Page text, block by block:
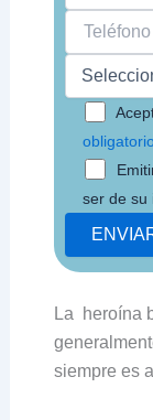
ser de su
La heroína
siempre es